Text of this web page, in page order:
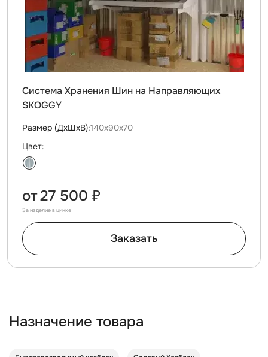
Система Хранения Шин на Направляющих
SKOGGY
Размер (ДxШxВ):140х90х70
Цвет:
от27 500 ₽
За изделие в цинке
Заказать
Назначение товара